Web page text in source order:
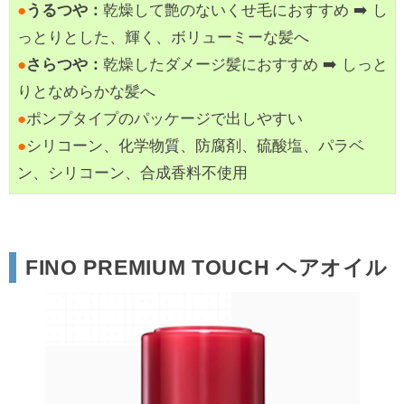
● うるつや： 乾燥して艶のないくせ毛におすすめ ➡️ し
っとりとした、輝く、ボリューミーな髪へ
●さらつや： 乾燥したダメージ髪におすすめ ➡️ しっと
りとなめらかな髪へ
●ポンプタイプのパッケージで出しやすい
●シリコーン、化学物質、防腐剤、硫酸塩、パラベ
ン、シリコーン、合成香料不使用
FINO PREMIUM TOUCH ヘアオイル